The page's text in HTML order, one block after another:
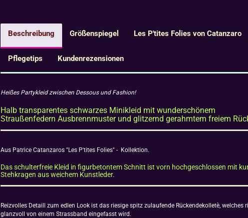
Beschreibung Größenspiegel Les P'tites Folies von Catanzaro
Pflegetips Kundenrezensionen
Heißes Partykleid zwischen Dessous und Fashion!
Halb transparentes schwarzes Minikleid mit wunderschönem
Straußenfedern Ausbrennmuster und glitzernd gerahmtem freiem
Aus Patrice Catanzaros "Les P'tites Folies" - Kollektion.
Das schulterfreie Kleid in figurbetontem Schnitt ist vorn hochgeschlossen mit
Stehkragen aus weichem Kunstleder.
Reizvolles Detaill zum edlen Look ist das riesige spitz zulaufende Rückendekolletè, welches
glanzvoll von einem Strassband eingefasst wird.